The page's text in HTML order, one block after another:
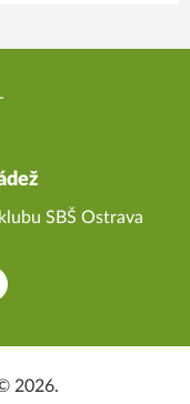
SBŠ Ostrava
2026.